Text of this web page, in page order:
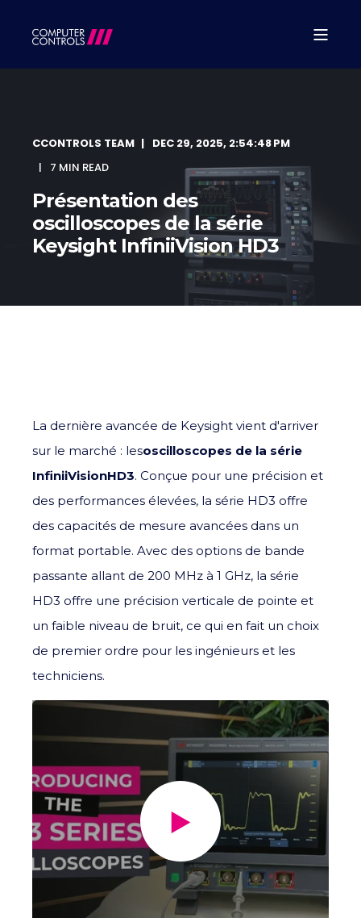
CCONTROLS TEAM
DEC 29, 2025, 2:54:48 PM
7 MIN READ
Présentation des
oscilloscopes de la série
Keysight InfiniiVision HD3
La dernière avancée de Keysight vient d'arriver
sur le marché : lesoscilloscopes de la série
InfiniiVisionHD3. Conçue pour une précision et
des performances élevées, la série HD3 offre
des capacités de mesure avancées dans un
format portable. Avec des options de bande
passante allant de 200 MHz à 1 GHz, la série
HD3 offre une précision verticale de pointe et
un faible niveau de bruit, ce qui en fait un choix
de premier ordre pour les ingénieurs et les
techniciens.